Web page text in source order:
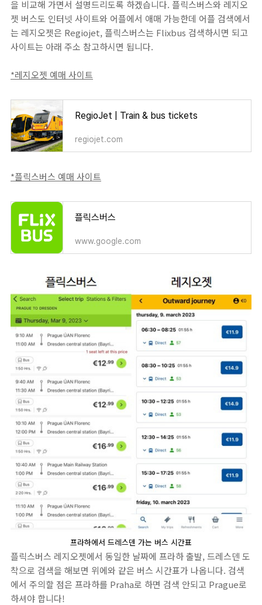
을 비교해 가면서 설명드리도록 하겠습니다. 플릭스버스와 레지오
젯 버스도 인터넷 사이트와 어플에서 애매 가능한데 어플 검색에서
는 레지오젯은 Regiojet, 플릭스버스는 Flixbus 검색하시면 되고
사이트는 아래 주소 참고하시면 됩니다.
*레지오젯 예매 사이트
RegioJet | Train & bus tickets
regiojet.com
*플릭스버스 예매 사이트
플릭스버스
www.google.com
프라하에서 드레스덴 가는 버스 시간표
플릭스버스 레지오젯에서 동일한 날짜에 프라하 출발, 드레스덴 도
착으로 검색을 해보면 위에와 같은 버스 시간표가 나옵니다. 검색
에서 주의할 점은 프라하를 Praha로 하면 검색 안되고 Prague로
하셔야 합니다!